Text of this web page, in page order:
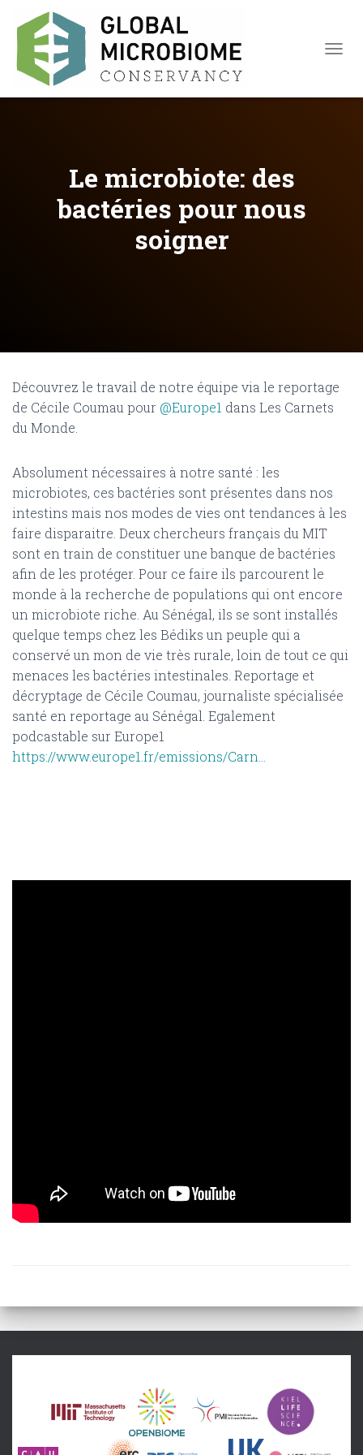
Le microbiote: des
bactéries pour nous
soigner
Découvrez le travail de notre équipe via le reportage
de Cécile Coumau pour @Europe1 dans Les Carnets
du Monde.
Absolument nécessaires à notre santé : les
microbiotes, ces bactéries sont présentes dans nos
intestins mais nos modes de vies ont tendances à les
faire disparaitre. Deux chercheurs français du MIT
sont en train de constituer une banque de bactéries
afin de les protéger. Pour ce faire ils parcourent le
monde à la recherche de populations qui ont encore
un microbiote riche. Au Sénégal, ils se sont installés
quelque temps chez les Bédiks un peuple qui a
conservé un mon de vie très rurale, loin de tout ce qui
menaces les bactéries intestinales. Reportage et
décryptage de Cécile Coumau, journaliste spécialisée
santé en reportage au Sénégal. Egalement
podcastable sur Europe1
https://www.europe1.fr/emissions/Carn…